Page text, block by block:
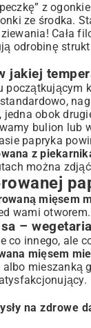
z
ze środka.
Cała
odrobinę
jakiej
początkującym
obok
bulion
papryka
z
można
mięsem
wami
–
co innego,
mięsem
mieszanką
na zdrowe